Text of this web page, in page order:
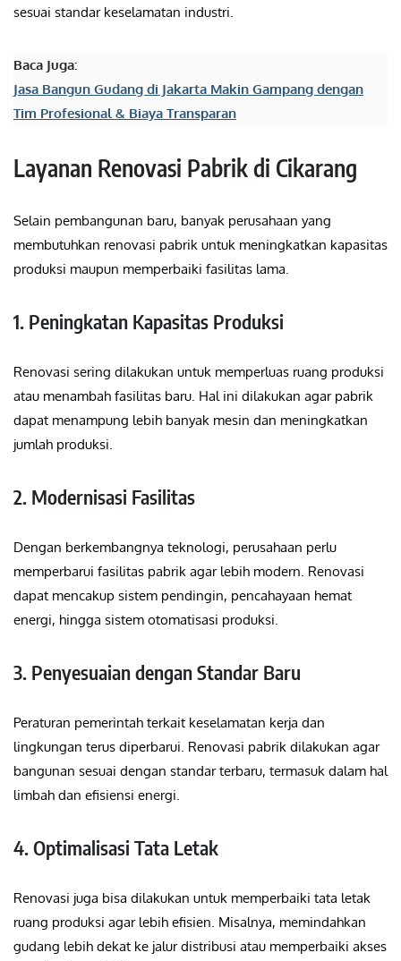
sesuai standar keselamatan industri.
Baca Juga:
Jasa Bangun Gudang di Jakarta Makin Gampang dengan
Tim Profesional & Biaya Transparan
Layanan Renovasi Pabrik di Cikarang
Selain pembangunan baru, banyak perusahaan yang
membutuhkan renovasi pabrik untuk meningkatkan kapasitas
produksi maupun memperbaiki fasilitas lama.
1. Peningkatan Kapasitas Produksi
Renovasi sering dilakukan untuk memperluas ruang produksi
atau menambah fasilitas baru. Hal ini dilakukan agar pabrik
dapat menampung lebih banyak mesin dan meningkatkan
jumlah produksi.
2. Modernisasi Fasilitas
Dengan berkembangnya teknologi, perusahaan perlu
memperbarui fasilitas pabrik agar lebih modern. Renovasi
dapat mencakup sistem pendingin, pencahayaan hemat
energi, hingga sistem otomatisasi produksi.
3. Penyesuaian dengan Standar Baru
Peraturan pemerintah terkait keselamatan kerja dan
lingkungan terus diperbarui. Renovasi pabrik dilakukan agar
bangunan sesuai dengan standar terbaru, termasuk dalam hal
limbah dan efisiensi energi.
4. Optimalisasi Tata Letak
Renovasi juga bisa dilakukan untuk memperbaiki tata letak
ruang produksi agar lebih efisien. Misalnya, memindahkan
gudang lebih dekat ke jalur distribusi atau memperbaiki akses